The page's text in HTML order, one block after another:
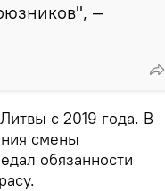
—
с 2019 года. В
смены
обязанности